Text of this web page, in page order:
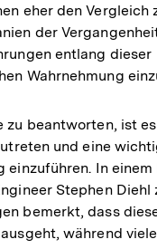
eher den Vergleich
der
entlang dieser
Wahrnehmung
zu beantworten, ist
und eine
einzuführen. In
Stephen Diehl
bemerkt, dass
während